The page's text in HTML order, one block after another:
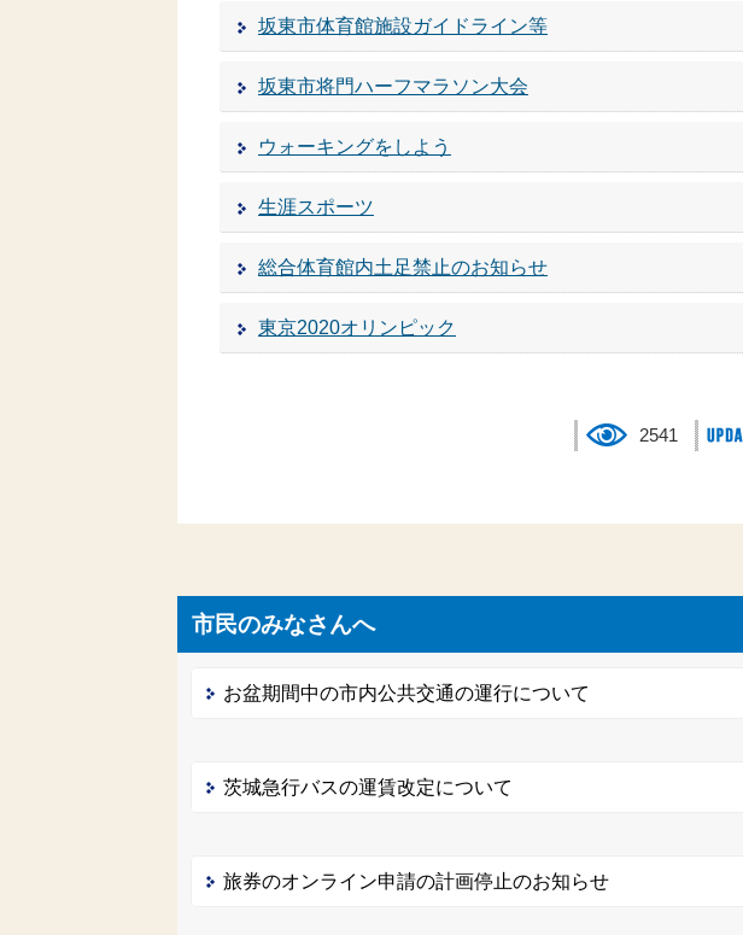
坂東市体育館施設ガイドライン等
坂東市将門ハーフマラソン大会
ウォーキングをしよう
生涯スポーツ
総合体育館内土足禁止のお知らせ
東京2020オリンピック
2541
市民のみなさんへ
お盆期間中の市内公共交通の運行について
茨城急行バスの運賃改定について
旅券のオンライン申請の計画停止のお知らせ